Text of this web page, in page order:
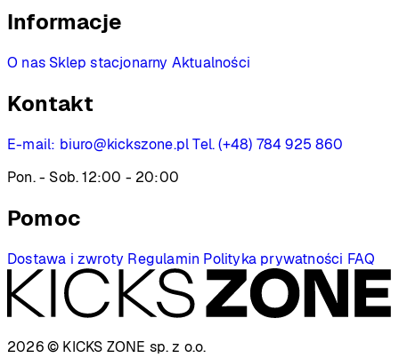
Informacje
O nas Sklep stacjonarny Aktualności
Kontakt
E-mail: biuro@kickszone.pl Tel. (+48) 784 925 860
Pon. - Sob. 12:00 - 20:00
Pomoc
Dostawa i zwroty Regulamin Polityka prywatności FAQ
2026 © KICKS ZONE sp. z o.o.